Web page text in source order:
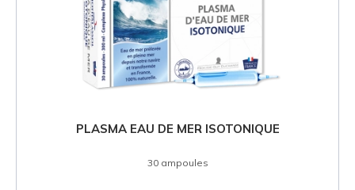
PLASMA EAU DE MER ISOTONIQUE
30 ampoules